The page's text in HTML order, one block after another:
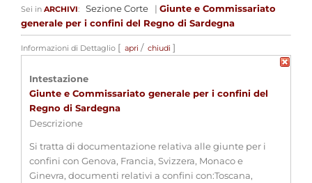
Sei in ARCHIVI: Sezione Corte | Giunte e Commissariato
generale per i confini del Regno di Sardegna
Informazioni di Dettaglio [ apri / chiudi ]
Intestazione
Giunte e Commissariato generale per i confini del
Regno di Sardegna
Descrizione
Si tratta di documentazione relativa alle giunte per i
confini con Genova, Francia, Svizzera, Monaco e
Ginevra, documenti relativi a confini con:Toscana,